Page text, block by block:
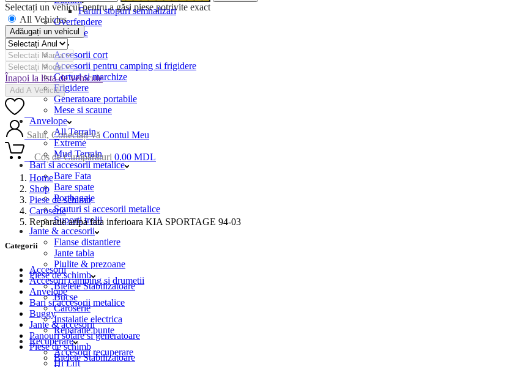
Faruri stopuri semnalizari
Overfendere
Snorkele
Camping
Accesorii cort
Accesorii pentru camping si frigidere
Corturi si marchize
Frigidere
Generatoare portabile
Mese si scaune
Anvelope
All Terrain
Extreme
Mud Terrain
Bari si accesorii metalice
Bare Fata
Bare spate
Portbagaje
Scuturi si accesorii metalice
Suporti trolii
Jante & accesorii
Flanse distantiere
Jante tabla
Piulite & prezoane
Piese de schimb
Bielete Stabilizatoare
Bucse
Caroserie
Instalatie electrica
Reparatie punte
Recuperare
Accesorii recuperare
Hi Lift
Selectați un vehicul pentru a găsi piese potrivite exact
All Vehicles
Adăugați un vehicul
Înapoi la lista de vehicule
Add A Vehicle
Salut, Conectați-vă Contul Meu
Coș de Cumpărături 0.00 MDL
Home
Shop
Piese de schimb
Caroserie
Reparatie aripa fata inferioara KIA SPORTAGE 94-03
Categorii
Accesorii
Accesorii camping si drumetii
Anvelope
Bari si accesorii metalice
Buggy
Jante & accesorii
Panouri solare si generatoare
Piese de schimb
Bielete Stabilizatoare